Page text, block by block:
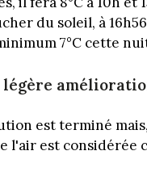
du soleil, à
7°C cette
est terminé
l'air est considérée